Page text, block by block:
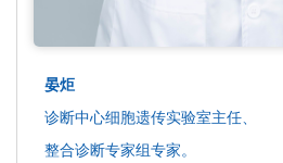
晏炬
诊断中心细胞遗传实验室主任、
整合诊断专家组专家。